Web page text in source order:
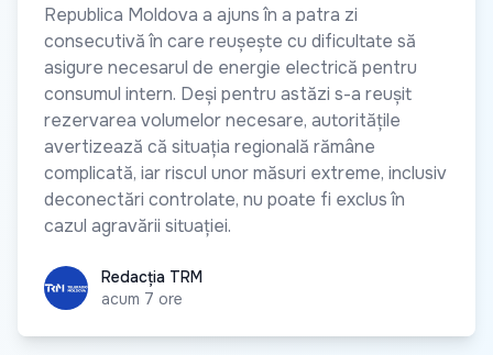
Republica Moldova a ajuns în a patra zi
consecutivă în care reușește cu dificultate să
asigure necesarul de energie electrică pentru
consumul intern. Deși pentru astăzi s-a reușit
rezervarea volumelor necesare, autoritățile
avertizează că situația regională rămâne
complicată, iar riscul unor măsuri extreme, inclusiv
deconectări controlate, nu poate fi exclus în
cazul agravării situației.
Redacția TRM
Redacția TRM
acum 7 ore